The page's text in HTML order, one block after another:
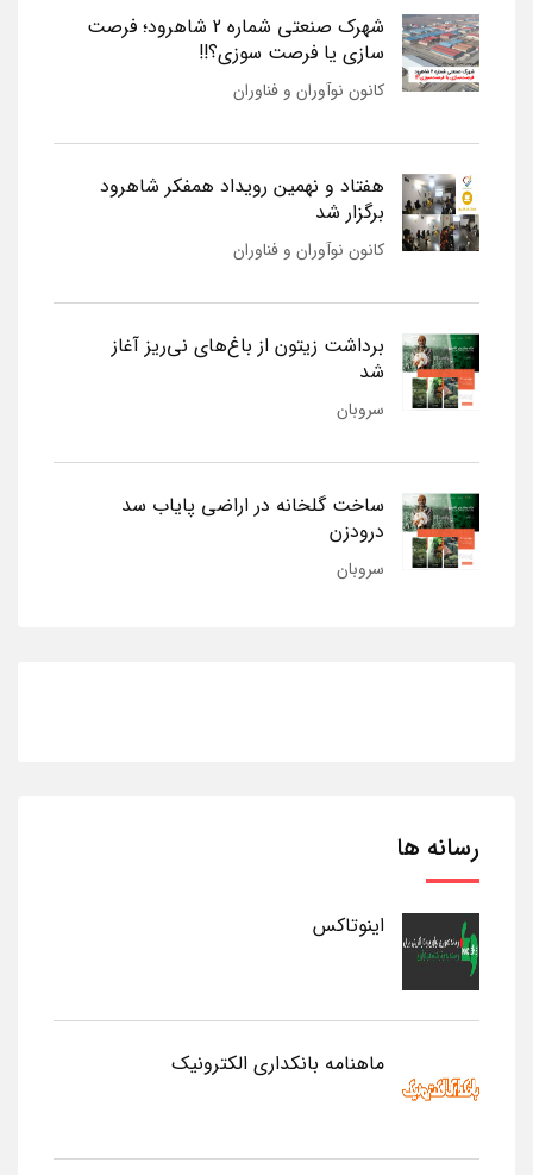
شهرک صنعتی شماره 2 شاهرود؛ فرصت
سازی یا فرصت سوزی؟!!
کانون نوآوران و فناوران
هفتاد و نهمین رویداد همفکر شاهرود
برگزار شد
کانون نوآوران و فناوران
برداشت زیتون از باغ‌های نی‌ریز آغاز
شد
سروبان
ساخت گلخانه در اراضی پایاب سد
درودزن
سروبان
رسانه ها
اینوتاکس
ماهنامه بانکداری الکترونیک